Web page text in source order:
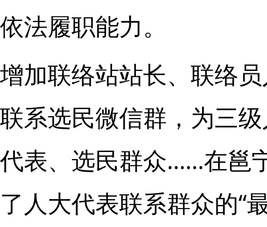
依法履职能力。
增加联络站站长、联络
联系选民微信群，为三
代表、选民群众……在邕
了人大代表联系群众的“